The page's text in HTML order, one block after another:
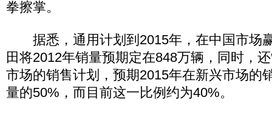
拳擦掌。
据悉，通用计划到2015年，在中国市场
田将2012年销量预期定在848万辆，同时，
市场的销售计划，预期2015年在新兴市场的
量的50%，而目前这一比例约为40%。